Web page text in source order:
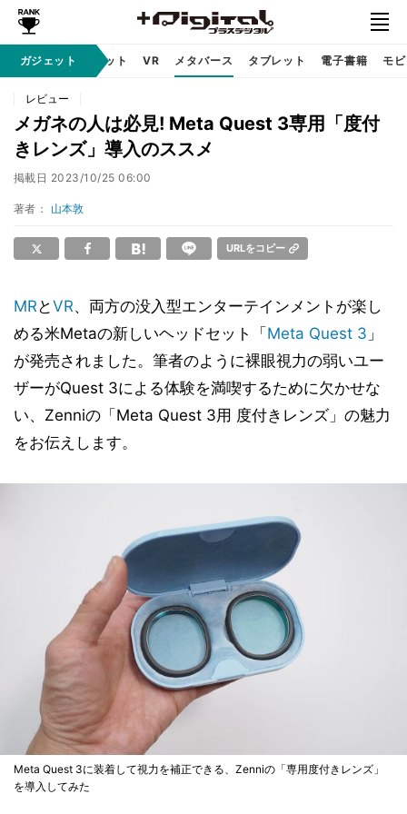
ガジェットガジェット VR メタバース タブレット 電子書籍 モ
レビュー
メガネの人は必見! Meta Quest 3専用「度付
きレンズ」導入のススメ
掲載日 2023/10/25 06:00
著者： 山本敦
URLをコピー
MRとVR、両方の没入型エンターテインメントが楽し
める米Metaの新しいヘッドセット「 Meta Quest 3 」
が発売されました。筆者のように裸眼視力の弱いユー
ザーがQuest 3による体験を満喫するために欠かせな
い、Zenniの「Meta Quest 3用 度付きレンズ」の魅力
をお伝えします。
Meta Quest 3に装着して視力を補正できる、Zenniの「専用度付きレンズ」
を導入してみた